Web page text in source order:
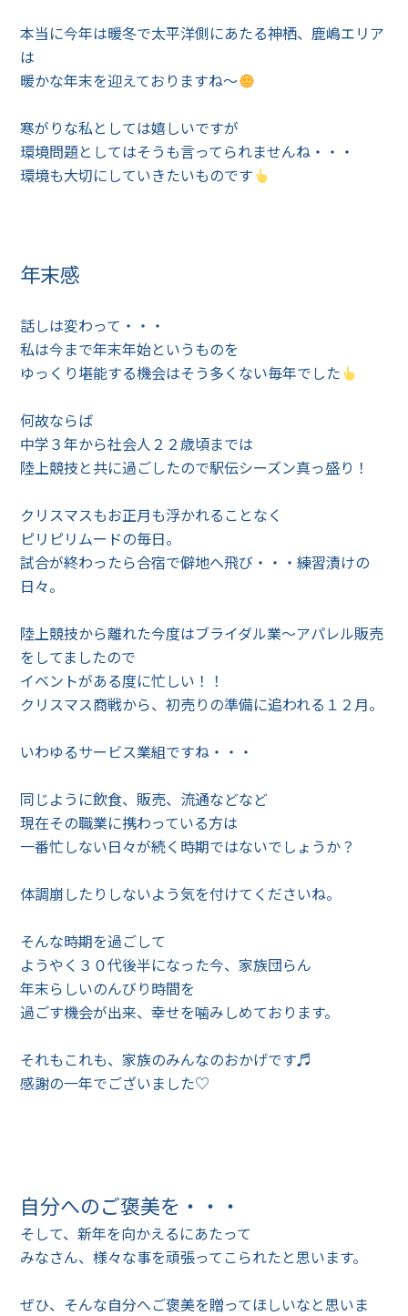
本当に今年は暖冬で太平洋側にあたる神栖、鹿嶋エリア
は
暖かな年末を迎えておりますね～
寒がりな私としては嬉しいですが
環境問題としてはそうも言ってられませんね・・・
環境も大切にしていきたいものです
年末感
話しは変わって・・・
私は今まで年末年始というものを
ゆっくり堪能する機会はそう多くない毎年でした
何故ならば
中学３年から社会人２２歳頃までは
陸上競技と共に過ごしたので駅伝シーズン真っ盛り！
クリスマスもお正月も浮かれることなく
ピリピリムードの毎日。
試合が終わったら合宿で僻地へ飛び・・・練習漬けの
日々。
陸上競技から離れた今度はブライダル業～アパレル販売
をしてましたので
イベントがある度に忙しい！！
クリスマス商戦から、初売りの準備に追われる１２月。
いわゆるサービス業組ですね・・・
同じように飲食、販売、流通などなど
現在その職業に携わっている方は
一番忙しない日々が続く時期ではないでしょうか？
体調崩したりしないよう気を付けてくださいね。
そんな時期を過ごして
ようやく３０代後半になった今、家族団らん
年末らしいのんびり時間を
過ごす機会が出来、幸せを噛みしめております。
それもこれも、家族のみんなのおかげです♬
感謝の一年でございました♡
自分へのご褒美を・・・
そして、新年を向かえるにあたって
みなさん、様々な事を頑張ってこられたと思います。
ぜひ、そんな自分へご褒美を贈ってほしいなと思いま